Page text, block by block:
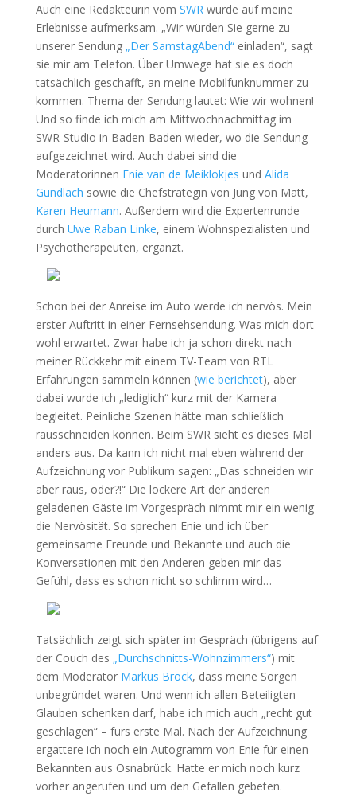
Auch eine Redakteurin vom SWR wurde auf meine
Erlebnisse aufmerksam. „Wir würden Sie gerne zu
unserer Sendung „Der SamstagAbend“einladen“, sagt
sie mir am Telefon. Über Umwege hat sie es doch
tatsächlich geschafft, an meine Mobilfunknummer zu
kommen. Thema der Sendung lautet: Wie wir wohnen!
Und so finde ich mich am Mittwochnachmittag im
SWR-Studio in Baden-Baden wieder, wo die Sendung
aufgezeichnet wird. Auch dabei sind die
Moderatorinnen Enie van de Meiklokjes und Alida
Gundlach sowie die Chefstrategin von Jung von Matt,
Karen Heumann. Außerdem wird die Expertenrunde
durch Uwe Raban Linke, einem Wohnspezialisten und
Psychotherapeuten, ergänzt.
Schon bei der Anreise im Auto werde ich nervös. Mein
erster Auftritt in einer Fernsehsendung. Was mich dort
wohl erwartet. Zwar habe ich ja schon direkt nach
meiner Rückkehr mit einem TV-Team von RTL
Erfahrungen sammeln können (wie berichtet), aber
dabei wurde ich „lediglich“ kurz mit der Kamera
begleitet. Peinliche Szenen hätte man schließlich
rausschneiden können. Beim SWR sieht es dieses Mal
anders aus. Da kann ich nicht mal eben während der
Aufzeichnung vor Publikum sagen: „Das schneiden wir
aber raus, oder?!“ Die lockere Art der anderen
geladenen Gäste im Vorgespräch nimmt mir ein wenig
die Nervösität. So sprechen Enie und ich über
gemeinsame Freunde und Bekannte und auch die
Konversationen mit den Anderen geben mir das
Gefühl, dass es schon nicht so schlimm wird…
Tatsächlich zeigt sich später im Gespräch (übrigens auf
der Couch des „Durchschnitts-Wohnzimmers“) mit
dem Moderator Markus Brock, dass meine Sorgen
unbegründet waren. Und wenn ich allen Beteiligten
Glauben schenken darf, habe ich mich auch „recht gut
geschlagen“ – fürs erste Mal. Nach der Aufzeichnung
ergattere ich noch ein Autogramm von Enie für einen
Bekannten aus Osnabrück. Hatte er mich noch kurz
vorher angerufen und um den Gefallen gebeten.